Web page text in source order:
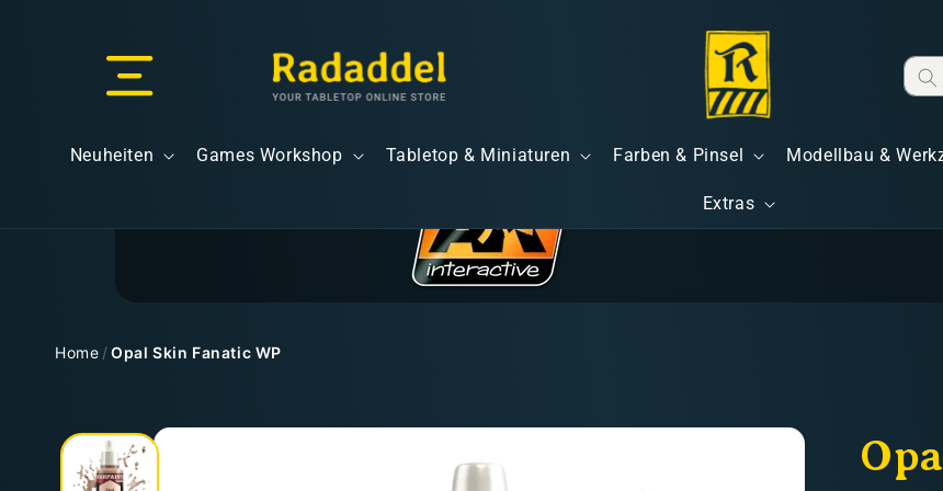
Neuheiten Games Workshop Tabletop & Miniaturen Farben & Pinsel Modellbau &
Extras
Home /Opal Skin Fanatic WP
Zu
Produktinformationen
springen
Kostenloser Versand